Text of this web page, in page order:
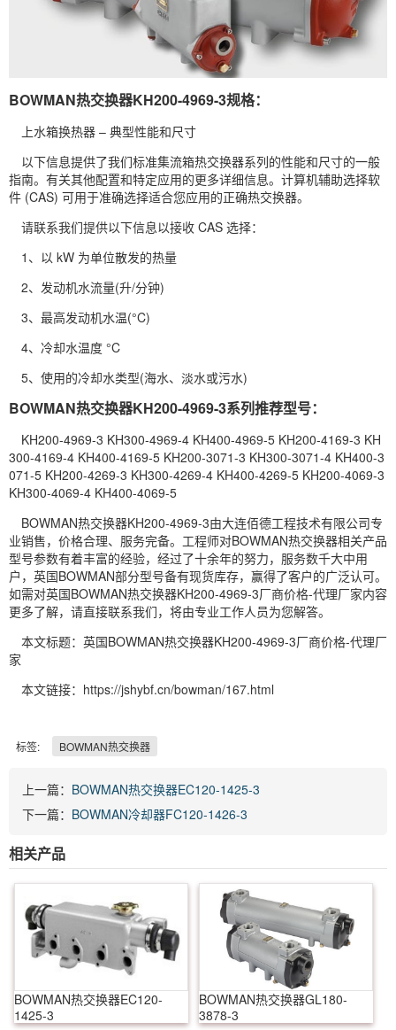
BOWMAN热交换器KH200-4969-3规格：
上水箱换热器 – 典型性能和尺寸
以下信息提供了我们标准集流箱热交换器系列的性能和尺寸的一般
指南。有关其他配置和特定应用的更多详细信息。计算机辅助选择软
件 (CAS) 可用于准确选择适合您应用的正确热交换器。
请联系我们提供以下信息以接收 CAS 选择：
1、以 kW 为单位散发的热量
2、发动机水流量(升/分钟)
3、最高发动机水温(°C)
4、冷却水温度 °C
5、使用的冷却水类型(海水、淡水或污水)
BOWMAN热交换器KH200-4969-3系列推荐型号：
KH200-4969-3 KH300-4969-4 KH400-4969-5 KH200-4169-3 KH
300-4169-4 KH400-4169-5 KH200-3071-3 KH300-3071-4 KH400-3
071-5 KH200-4269-3 KH300-4269-4 KH400-4269-5 KH200-4069-3
KH300-4069-4 KH400-4069-5
BOWMAN热交换器KH200-4969-3由大连佰德工程技术有限公司专
业销售，价格合理、服务完备。工程师对BOWMAN热交换器相关产品
型号参数有着丰富的经验，经过了十余年的努力，服务数千大中用
户，英国BOWMAN部分型号备有现货库存，赢得了客户的广泛认可。
如需对英国BOWMAN热交换器KH200-4969-3厂商价格-代理厂家内容
更多了解，请直接联系我们，将由专业工作人员为您解答。
本文标题：英国BOWMAN热交换器KH200-4969-3厂商价格-代理厂
家
本文链接：https://jshybf.cn/bowman/167.html
标签: BOWMAN热交换器
上一篇： BOWMAN热交换器EC120-1425-3
下一篇： BOWMAN冷却器FC120-1426-3
相关产品
BOWMAN热交换器EC120-
1425-3
BOWMAN热交换器GL180-
3878-3